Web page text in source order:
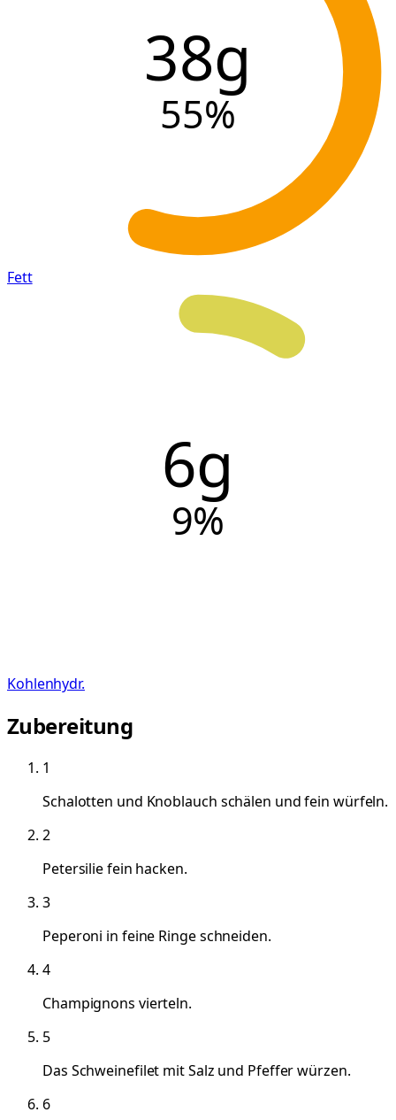
38g
55%
Fett
6g
9%
Kohlenhydr.
Zubereitung
1
Schalotten und Knoblauch schälen und fein würfeln.
2
Petersilie fein hacken.
3
Peperoni in feine Ringe schneiden.
4
Champignons vierteln.
5
Das Schweinefilet mit Salz und Pfeffer würzen.
6